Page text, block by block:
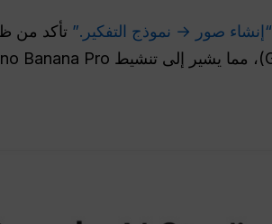
“إنشاء صور → نموذج التفكير.”